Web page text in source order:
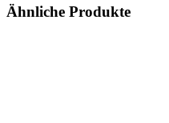
Ähnliche Produkte